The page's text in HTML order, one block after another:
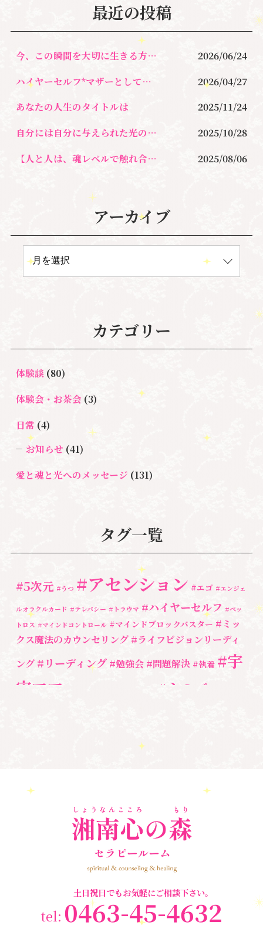
k
最近の投稿
今、この瞬間を大切に生きる方法とは！
2026/06/24
ハイヤーセルフ*マザーとして生きるとは？
2026/04/27
あなたの人生のタイトルは
2025/11/24
自分には自分に与えられた光の道がある
2025/10/28
【人と人は、魂レベルで触れ合うことがとても大切なんです。】
2025/08/06
アーカイブ
カテゴリー
体験談(80)
体験会・お茶会(3)
日常 (4)
お知らせ (41)
愛と魂と光へのメッセージ (131)
亡くなった方に出会うセッション(ミディアムシッ
個人セッション(65)
養成講座(72)
勉強会・セミナー(55)
セミナー情報(17)
タグ一覧
#5次元 #うつ #アセンション #エゴ #エンジェ
ルオラクルカード #テレパシー #トラウマ #ハイヤーセルフ #ペッ
トロス #マインドコントロール #マインドブロックバスター #ミッ
クス魔法のカウンセリング #ライフビジョンリーディ
ング #リーディング #勉強会 #問題解決 #執着 #宇
宙ママ
#心のブロッ
心のよりどころ 新着情報
ルカード
＃マインドブロ
ックバスター ＃マインドブロックバ
スター養成講座 ＃マタニティーセラピー
＃心のブロック ＃超宇宙教室
土日祝日でもお気軽にご相談下さい。
0463-45-4632